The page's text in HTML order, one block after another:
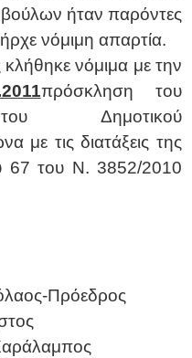
ήταν παρόντες
νόμιμη απαρτία.
νόμιμα με την
πρόσκληση του
Δημοτικού
με τις διατάξεις της
67 του Ν. 3852/2010
Πρόεδρος